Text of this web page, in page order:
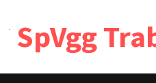
Inhalt
springen
SpVgg